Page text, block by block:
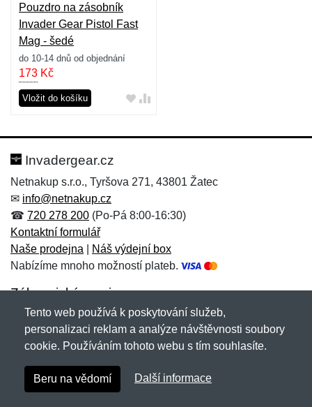
Pouzdro na zásobník
Invader Gear Pistol Fast
Mag - šedé
do 10-14 dnů od objednání
173 Kč
Vložit do košíku
Invadergear.cz
Netnakup s.r.o., Tyršova 271, 43801 Žatec
✉ info@netnakup.cz
☎ 720 278 200 (Po-Pá 8:00-16:30)
Kontaktní formulář
Naše prodejna
Náš výdejní box
Nabízíme mnoho možností plateb.
Zákaznický servis
Novinky emailem
Copyright © 2007-2026 (19 let s vámi)Netnakup.cz
NetIQ. Všechna práva vyhrazena.
Tento web používá k poskytování služeb,
personalizaci reklam a analýze návštěvnosti soubory
cookie. Používáním tohoto webu s tím souhlasíte.
Beru na vědomí Další informace